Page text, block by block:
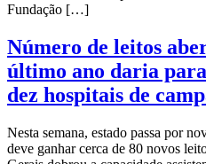
Fundação […]
Número de leitos
último ano daria
dez hospitais de
Nesta semana, estado passa por
deve ganhar cerca de 80 novos